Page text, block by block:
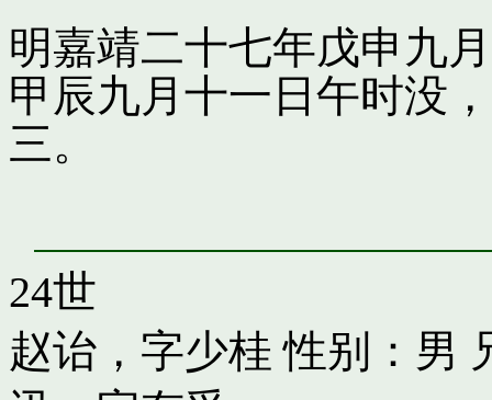
明嘉靖二十七年戊申九
甲辰九月十一日午时没
三。
24世
赵诒，字少桂 性别：男